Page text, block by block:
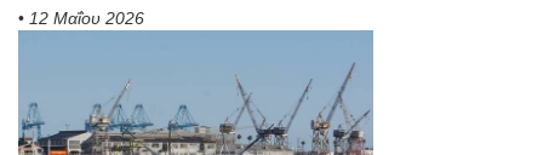
• 12 Μαΐου 2026